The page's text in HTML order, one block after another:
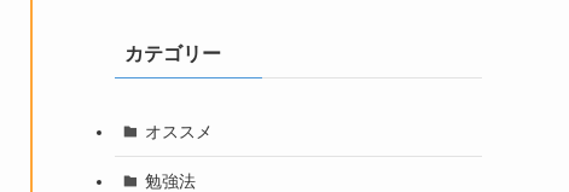
カテゴリー
オススメ
勉強法